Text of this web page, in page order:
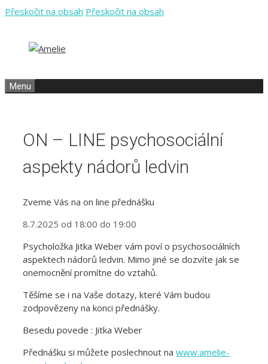
Přeskočit na obsah Přeskočit na obsah
Menu
ON – LINE psychosociální
aspekty nádorů ledvin
Zveme Vás na on line přednášku
8.7.2025 od 18:00 do 19:00
Psycholožka Jitka Weber vám poví o psychosociálních
aspektech nádorů ledvin. Mimo jiné se dozvíte jak se
onemocnění promítne do vztahů.
Těšíme se i na Vaše dotazy, které Vám budou
zodpovězeny na konci přednášky.
Besedu povede : Jitka Weber
Přednášku si můžete poslechnout na www.amelie-